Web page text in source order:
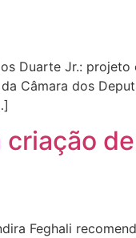
Duarte Jr.:
Câmara dos
Feghali